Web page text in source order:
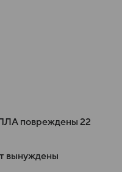
повреждены 22
вынуждены